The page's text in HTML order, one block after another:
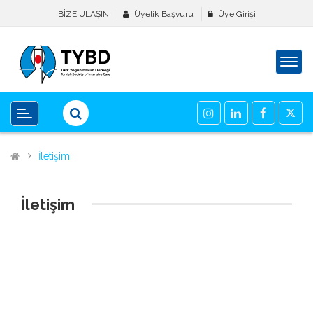
BİZE ULAŞIN Üyelik Başvuru Üye Girişi
İletişim
İletişim